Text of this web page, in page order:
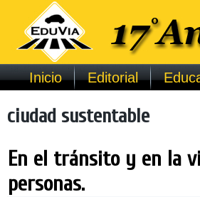
Inicio Editorial
ciudad sustentable
En el tránsito y en la
personas.